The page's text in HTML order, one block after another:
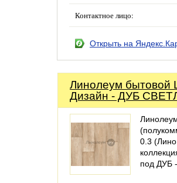
Контактное лицо:
Открыть на
Линолеум бытовой
Дизайн - ДУБ
0.3
под ДУБ